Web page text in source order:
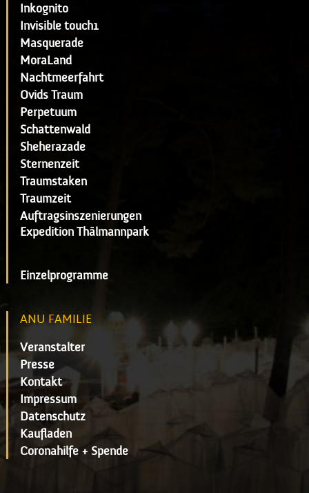
Inkognito
Invisible touch1
Masquerade
MoraLand
Nachtmeerfahrt
Ovids Traum
Perpetuum
Schattenwald
Sheherazade
Sternenzeit
Traumstaken
Traumzeit
Auftragsinszenierungen
Expedition Thälmannpark
Einzelprogramme
ANU FAMILIE
Veranstalter
Presse
Kontakt
Impressum
Datenschutz
Kaufladen
Coronahilfe + Spende